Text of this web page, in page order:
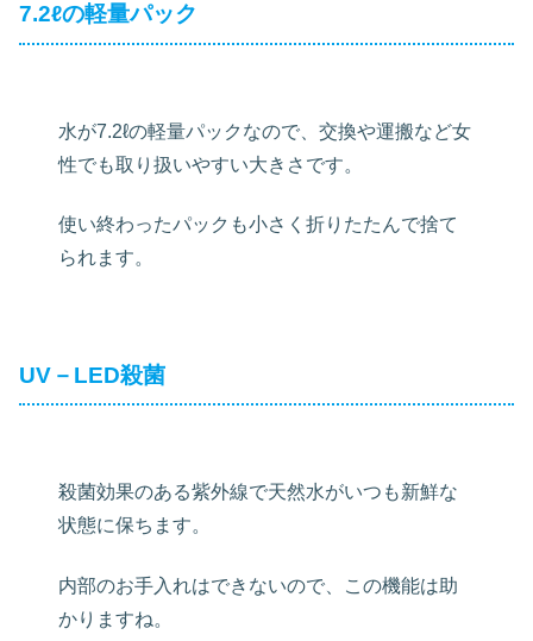
7.2ℓの軽量パック
水が7.2ℓの軽量パックなので、交換や運搬など女
性でも取り扱いやすい大きさです。
使い終わったパックも小さく折りたたんで捨て
られます。
UV－LED殺菌
殺菌効果のある紫外線で天然水がいつも新鮮な
状態に保ちます。
内部のお手入れはできないので、この機能は助
かりますね。